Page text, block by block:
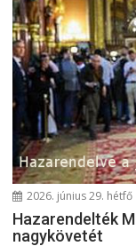
a
v
i
g
á
ó
2026. június 29. hétfő
Hazarendelték
nagykövetét